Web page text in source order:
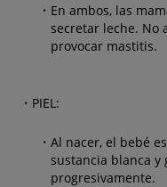
En ambos, las
secretar leche. No
provocar mastitis.
PIEL:
Al nacer, el bebé
sustancia blanca y
progresivamente.